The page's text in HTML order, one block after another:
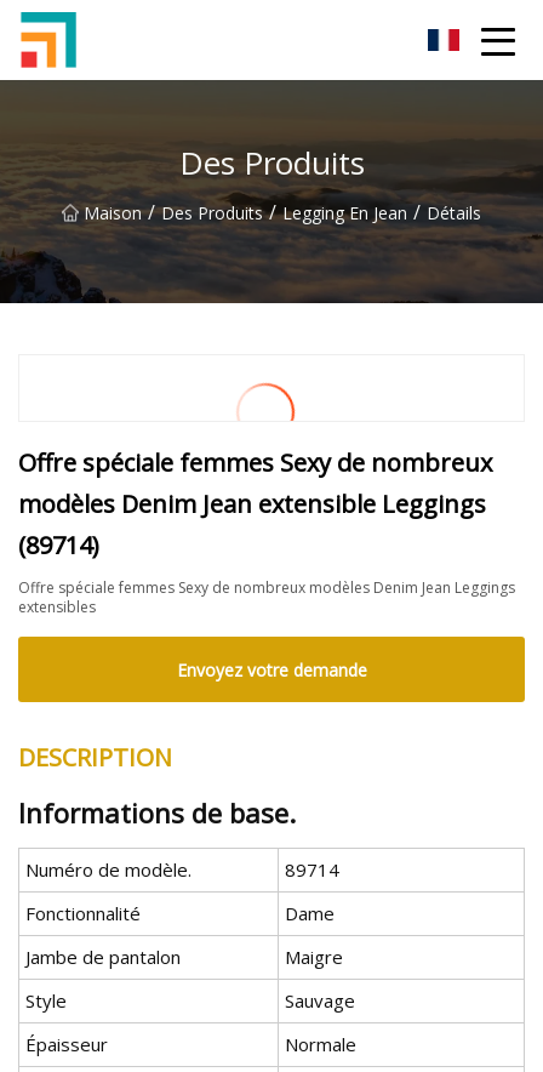
Des Produits
Maison / Des Produits / Legging En Jean / Détails
Offre spéciale femmes Sexy de nombreux
modèles Denim Jean extensible Leggings
(89714)
Offre spéciale femmes Sexy de nombreux modèles Denim Jean Leggings
extensibles
Envoyez votre demande
DESCRIPTION
Informations de base.
Numéro de modèle.
89714
Fonctionnalité
Dame
Jambe de pantalon
Maigre
Style
Sauvage
Épaisseur
Normale